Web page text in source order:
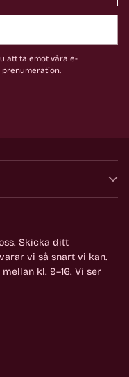
att ta emot våra e-
prenumeration.
Skicka ditt
vi så snart vi kan.
kl. 9–16. Vi ser